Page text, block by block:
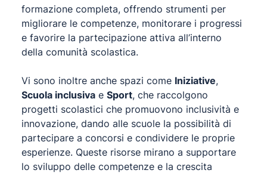
formazione completa, offrendo strumenti per
migliorare le competenze, monitorare i progressi
e favorire la partecipazione attiva all’interno
della comunità scolastica.
Vi sono inoltre anche spazi come Iniziative,
Scuola inclusiva e Sport, che raccolgono
progetti scolastici che promuovono inclusività e
innovazione, dando alle scuole la possibilità di
partecipare a concorsi e condividere le proprie
esperienze. Queste risorse mirano a supportare
lo sviluppo delle competenze e la crescita